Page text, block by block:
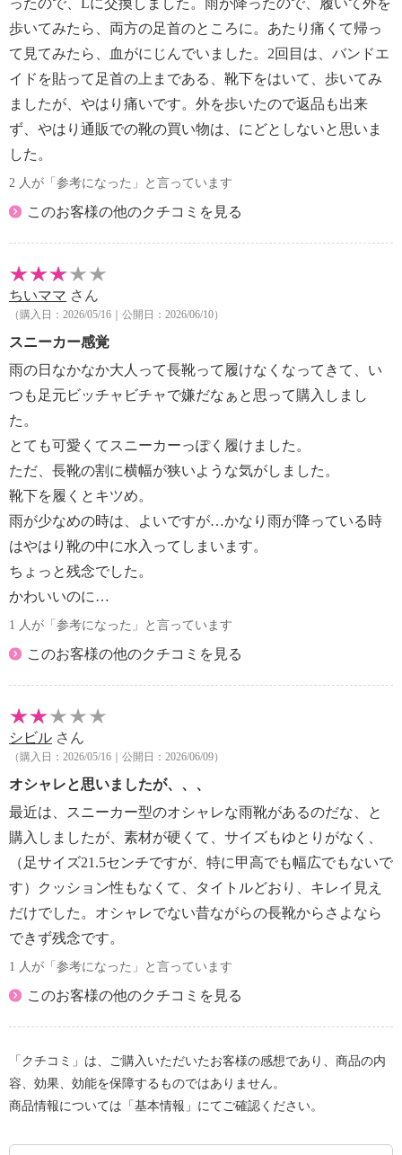
【目安サイズ】
表記：Ｓ
対応サイズ：２２．５ｃｍ〜２２．５ｃｍ
表記：Ｍ
対応サイズ：２３．０ｃｍ〜２３．０ｃｍ
表記：Ｌ
対応サイズ：２３．５ｃｍ〜２４．０ｃｍ
歩いてみたら、両方の足首のところに。あたり痛くて帰っ
て見てみたら、血がにじんでいました。2回目は、バンドエ
イドを貼って足首の上まである、靴下をはいて、歩いてみ
ましたが、やはり痛いです。外を歩いたので返品も出来
ず、やはり通販での靴の買い物は、にどとしないと思いま
した。
2 人が「参考になった」と言っています
このお客様の他のクチコミを見る
ちいママ さん
（購入日：2026/05/16｜公開日：2026/06/10）
スニーカー感覚
雨の日なかなか大人って長靴って履けなくなってきて、い
つも足元ビッチャビチャで嫌だなぁと思って購入しまし
た。
とても可愛くてスニーカーっぽく履けました。
ただ、長靴の割に横幅が狭いような気がしました。
靴下を履くとキツめ。
雨が少なめの時は、よいですが…かなり雨が降っている時
はやはり靴の中に水入ってしまいます。
ちょっと残念でした。
かわいいのに…
1 人が「参考になった」と言っています
このお客様の他のクチコミを見る
シビル さん
（購入日：2026/05/16｜公開日：2026/06/09）
オシャレと思いましたが、、、
最近は、スニーカー型のオシャレな雨靴があるのだな、と
購入しましたが、素材が硬くて、サイズもゆとりがなく、
（足サイズ21.5センチですが、特に甲高でも幅広でもないで
す）クッション性もなくて、タイトルどおり、キレイ見え
だけでした。オシャレでない昔ながらの長靴からさよなら
できず残念です。
1 人が「参考になった」と言っています
このお客様の他のクチコミを見る
「クチコミ」は、ご購入いただいたお客様の感想であり、商品の内
容、効果、効能を保障するものではありません。
商品情報については「基本情報」にてご確認ください。